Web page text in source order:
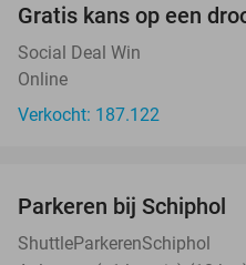
Gratis kans op een
Social Deal Win
Online
Verkocht: 187.122
Parkeren bij Schiphol
ShuttleParkerenSchiphol